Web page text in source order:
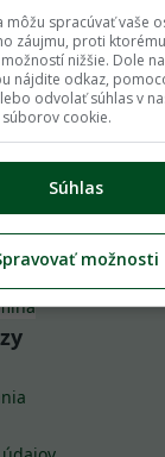
1
spracúvať vaše
záujmu, proti
nižšie. Dole
nájdite odkaz,
odvolať súhlas v
cookie.
Súhlas
možnosti